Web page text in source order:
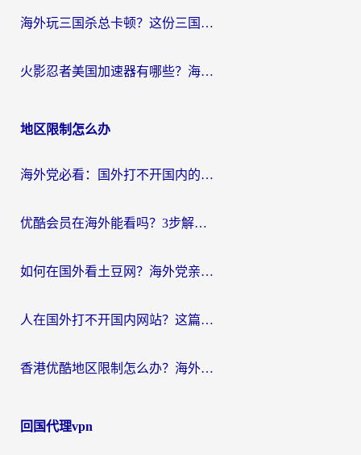
海外玩三国杀总卡顿？这份三国杀游戏加速器指南帮你告别延迟烦恼
火影忍者美国加速器有哪些？海外党亲测的国服游戏加速全攻略（含菲律宾玩三国之刃守望黎明技巧）
地区限制怎么办
海外党必看：国外打不开国内的app怎么办？3步解决你的乡愁
优酷会员在海外能看吗？3步解决海外追剧难题，附实测好用加速器推荐
如何在国外看土豆网？海外党亲测有效的追剧加速器选择指南
人在国外打不开国内网站？这篇攻略帮你无缝解锁国内资源（附交管12123使用技巧）
香港优酷地区限制怎么办？海外党亲测有效的追剧解决方案
回国代理vpn